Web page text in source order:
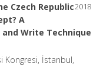
2018
Czech Republic
A
Write Technique
Kongresi, İstanbul,